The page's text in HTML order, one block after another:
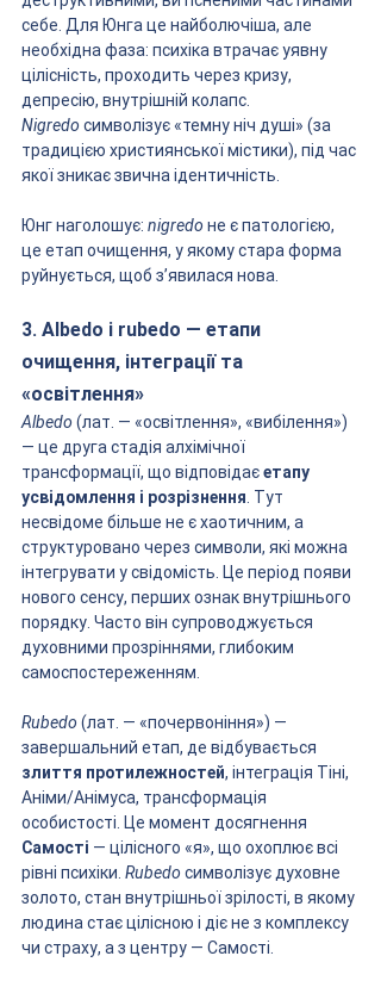
себе. Для Юнга це найболючіша, але
необхідна фаза: психіка втрачає уявну
цілісність, проходить через кризу,
депресію, внутрішній колапс.
Nigredo символізує «темну ніч душі» (за
традицією християнської містики), під час
якої зникає звична ідентичність.
Юнг наголошує: nigredo не є патологією,
це етап очищення, у якому стара форма
руйнується, щоб з’явилася нова.
3. Albedo і rubedo — етапи
очищення, інтеграції та
«освітлення»
Albedo (лат. — «освітлення», «вибілення»)
— це друга стадія алхімічної
трансформації, що відповідає етапу
усвідомлення і розрізнення . Тут
несвідоме більше не є хаотичним, а
структуровано через символи, які можна
інтегрувати у свідомість. Це період появи
нового сенсу, перших ознак внутрішнього
порядку. Часто він супроводжується
духовними прозріннями, глибоким
самоспостереженням.
Rubedo (лат. — «почервоніння») —
завершальний етап, де відбувається
злиття протилежностей, інтеграція Тіні,
Аніми/Анімуса, трансформація
особистості. Це момент досягнення
Самості — цілісного «я», що охоплює всі
рівні психіки. Rubedo символізує духовне
золото, стан внутрішньої зрілості, в якому
людина стає цілісною і діє не з комплексу
чи страху, а з центру — Самості.